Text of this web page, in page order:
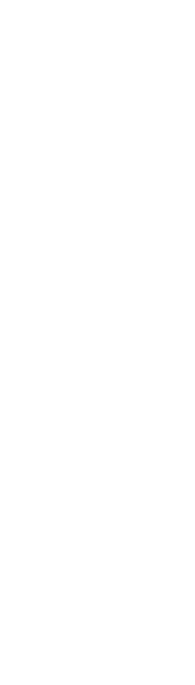
автономный округ